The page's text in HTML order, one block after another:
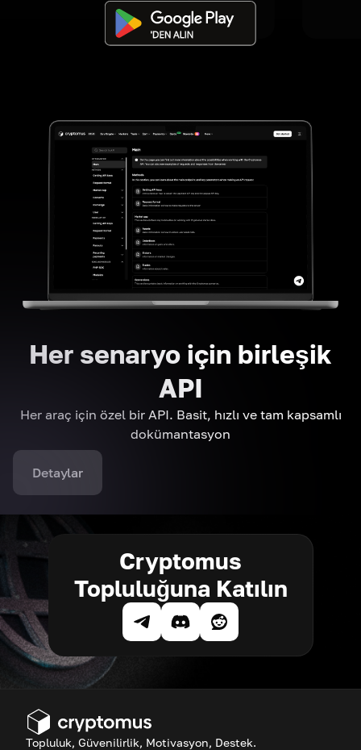
Her senaryo için birleşik
API
Her araç için özel bir API. Basit, hızlı ve tam kapsamlı
dokümantasyon
Detaylar
Cryptomus
Topluluğuna Katılın
Topluluk, Güvenilirlik, Motivasyon, Destek.